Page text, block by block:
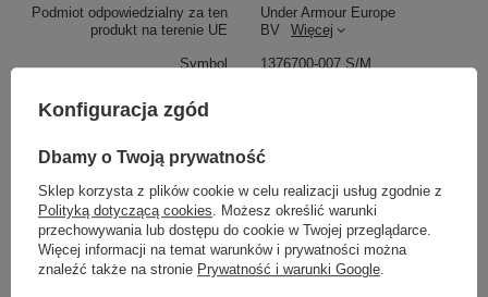
Podmiot odpowiedzialny za ten
produkt na terenie UE
Under Armour Europe
BV
Więcej
Symbol 1376700-007 S/M
Gwarancja
Bezpieczeństwo - rodzaj
ostrzeżenia
Bezpieczeństwo - rodzaj
ostrzeżenia
24 MIESIĄCE GWARANCJI NA PRODUKT!
Konfiguracja zgód
Dbamy o Twoją prywatność
Sklep korzysta z plików cookie w celu realizacji usług zgodnie z
Polityką dotyczącą cookies. Możesz określić warunki
przechowywania lub dostępu do cookie w Twojej przeglądarce.
Więcej informacji na temat warunków i prywatności można
znaleźć także na stronie Prywatność i warunki Google.